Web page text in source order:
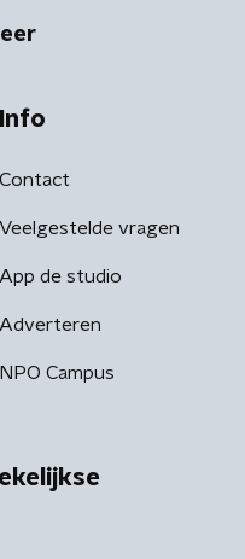
Info
Contact
Veelgestelde vragen
App de studio
Adverteren
NPO Campus